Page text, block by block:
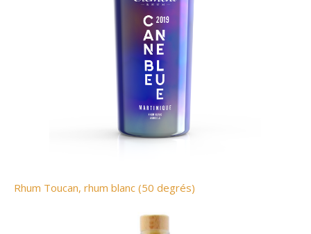
Rhum Toucan, rhum blanc (50 degrés)